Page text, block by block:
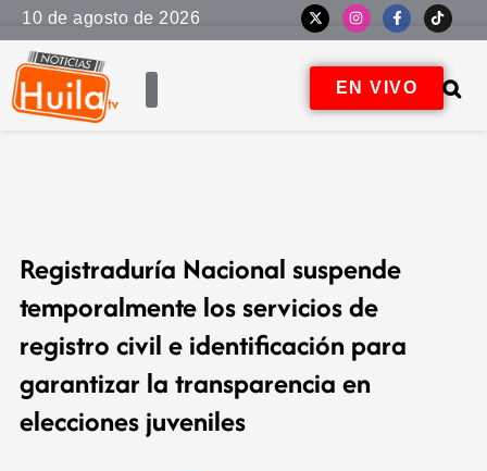
10 de agosto de 2026
EN VIVO
Registraduría Nacional suspende
temporalmente los servicios de
registro civil e identificación para
garantizar la transparencia en
elecciones juveniles